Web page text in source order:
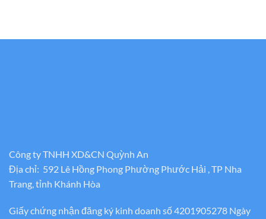
Công ty TNHH XD&CN Quỳnh An
Địa chỉ: 592 Lê Hồng Phong Phường Phước Hải , TP Nha
Trang, tỉnh Khánh Hòa
Giấy chứng nhận đăng ký kinh doanh số 4201905278 Ngày